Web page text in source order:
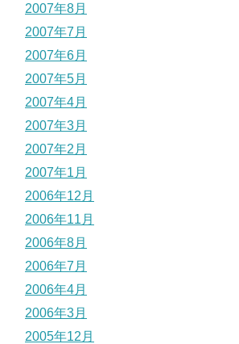
2007年8月
2007年7月
2007年6月
2007年5月
2007年4月
2007年3月
2007年2月
2007年1月
2006年12月
2006年11月
2006年8月
2006年7月
2006年4月
2006年3月
2005年12月